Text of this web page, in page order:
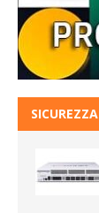
SICUREZZA